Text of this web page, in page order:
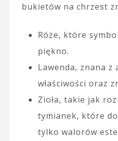
bukietów na chrzest
Róże, które
piękno.
Lawenda, znana z
właściwości oraz
Zioła, takie jak
tymianek, które
tylko walorów